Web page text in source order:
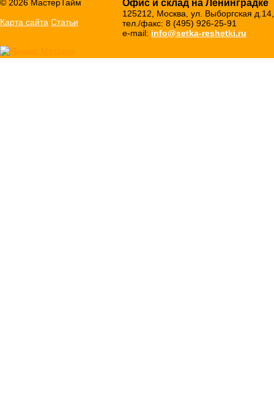
© 2026 МастерТайм
Карта сайта Статьи
Офис и склад на Ленинградке
125212, Москва, ул. Выборгская
тел./факс: 8 (495) 926-25-91
e-mail: info@setka-reshetki.ru